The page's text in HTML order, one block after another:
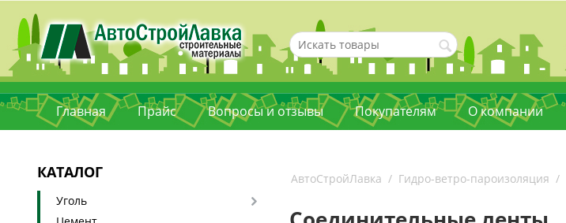
Главная Прайс Вопросы и отзывы Покупателям О компании
КАТАЛОГ
Уголь
АвтоСтройЛавка / Гидро-ветро-пароизоляция /